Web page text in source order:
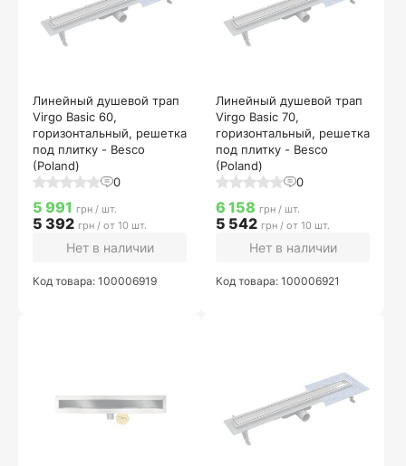
Линейный душевой трап
Virgo Basic 60,
горизонтальный, решетка
под плитку - Besco
(Poland)
0
5 991 грн / шт.
5 392 грн / от 10 шт.
Нет в наличии
Код товара: 100006919
Линейный душевой трап
Virgo Basic 70,
горизонтальный, решетка
под плитку - Besco
(Poland)
0
6 158 грн / шт.
5 542 грн / от 10 шт.
Нет в наличии
Код товара: 100006921